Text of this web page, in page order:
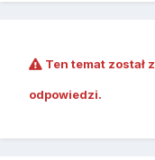
Ten temat został
odpowiedzi.